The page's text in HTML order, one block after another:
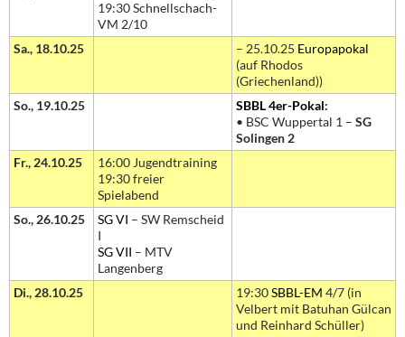
19:30 Schnellschach-
VM 2/10
Sa., 18.10.25
– 25.10.25 Europapokal
(auf Rhodos
(Griechenland))
So., 19.10.25
SBBL 4er-Pokal:
• BSC Wuppertal 1 – SG
Solingen 2
Fr., 24.10.25
16:00 Jugendtraining
19:30 freier
Spielabend
So., 26.10.25
SG VI – SW Remscheid
I
SG VII – MTV
Langenberg
Di., 28.10.25
19:30SBBL-EM 4/7 (in
Velbert mit Batuhan Gülcan
und Reinhard Schüller)